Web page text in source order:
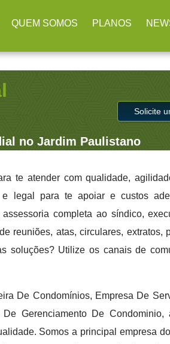
QUEM SOMOS
no Jardim Paulistano
Solicite
te atender com qualidade,
e legal para te apoiar e custos
completa ao síndico,
reuniões, atas, circulares, extratos,
soluções? Utilize os canais de
De Condomínios, Empresa De
Gerenciamento De
Somos a principal empresa